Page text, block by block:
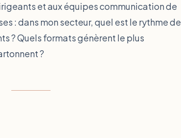
et aux équipes communication de
: dans mon secteur, quel est le rythme de
? Quels formats génèrent le plus
?